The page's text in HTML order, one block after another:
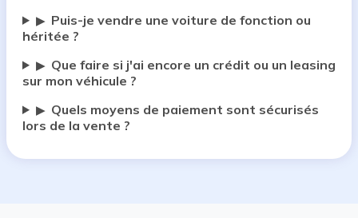
▶ Puis-je vendre une voiture de fonction ou
héritée ?
▶ Que faire si j'ai encore un crédit ou un leasing
sur mon véhicule ?
▶ Quels moyens de paiement sont sécurisés
lors de la vente ?